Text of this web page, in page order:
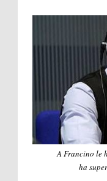
A Francino le
ha